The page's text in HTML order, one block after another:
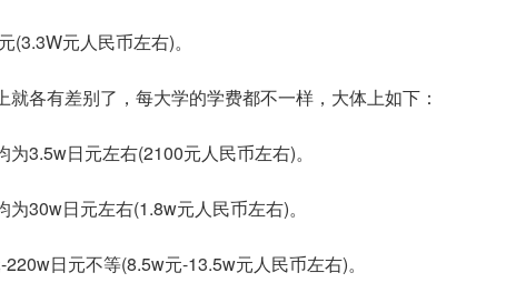
(3.3W元人民币左右)。
就各有差别了，每大学的学费都不一样，大体上如下：
3.5w日元左右(2100元人民币左右)。
30w日元左右(1.8w元人民币左右)。
日元不等(8.5w元-13.5w元人民币左右)。